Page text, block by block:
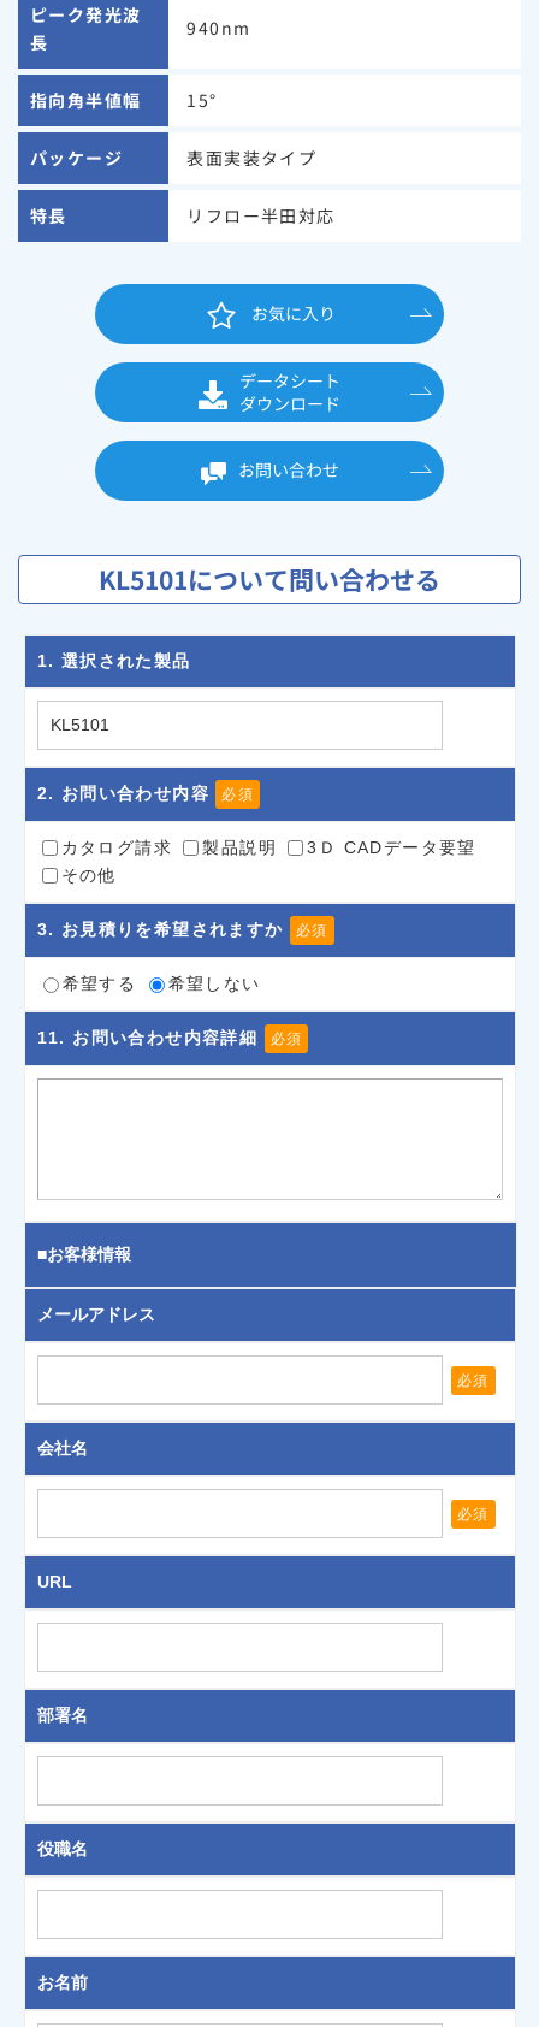
ピーク発光波
長
940nm
指向角半値幅 15°
パッケージ 表面実装タイプ
特長 リフロー半田対応
お気に入り
データシート
ダウンロード
お問い合わせ
KL5101について問い合わせる
1. 選択された製品
2. お問い合わせ内容 必須
カタログ請求 製品説明
3Ｄ CADデータ要望
その他
3. お見積りを希望されますか 必須
希望する 希望しない
11. お問い合わせ内容詳細 必須
■お客様情報
メールアドレス
必須
会社名
必須
URL
部署名
役職名
お名前